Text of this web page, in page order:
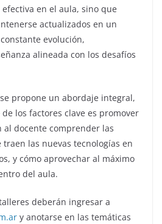
en el aula, sino que
actualizados en un
evolución,
alineada con los desafíos
propone un abordaje integral,
los factores clave es promover
docente comprender las
las nuevas tecnologías en
y cómo aprovechar al máximo
del aula.
deberán ingresar a
y anotarse en las temáticas